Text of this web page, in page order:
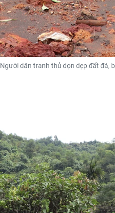
Người dân tranh thủ dọn dẹp đất đá,